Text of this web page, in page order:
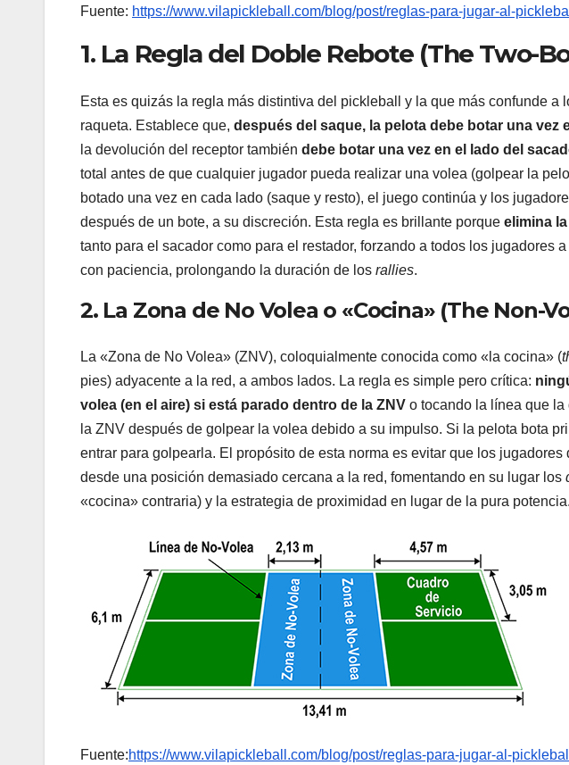
Fuente: https://www.vilapickleball.com/blog/post/reglas-para-jugar-al-
1. La Regla del Doble Rebote (The Two-
Esta es quizás la regla más distintiva del pickleball y la que más confunde a
raqueta. Establece que, después del saque, la pelota debe botar una vez
la devolución del receptor también debe botar una vez en el lado del
total antes de que cualquier jugador pueda realizar una volea (golpear la
botado una vez en cada lado (saque y resto), el juego continúa y los
después de un bote, a su discreción. Esta regla es brillante porque elimina
tanto para el sacador como para el restador, forzando a todos los jugadores
con paciencia, prolongando la duración de los rallies.
2. La Zona de No Volea o «Cocina» (The Non-
La «Zona de No Volea» (ZNV), coloquialmente conocida como «la cocina» (
pies) adyacente a la red, a ambos lados. La regla es simple pero crítica:
volea (en el aire) si está parado dentro de la ZNV o tocando la línea que
la ZNV después de golpear la volea debido a su impulso. Si la pelota bota
entrar para golpearla. El propósito de esta norma es evitar que los
desde una posición demasiado cercana a la red, fomentando en su lugar los
«cocina» contraria) y la estrategia de proximidad en lugar de la pura potencia.
Fuente:https://www.vilapickleball.com/blog/post/reglas-para-jugar-al-